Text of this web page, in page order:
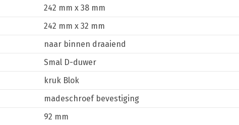
242 mm x 38 mm
242 mm x 32 mm
naar binnen draaiend
Smal D-duwer
kruk Blok
madeschroef bevestiging
92 mm